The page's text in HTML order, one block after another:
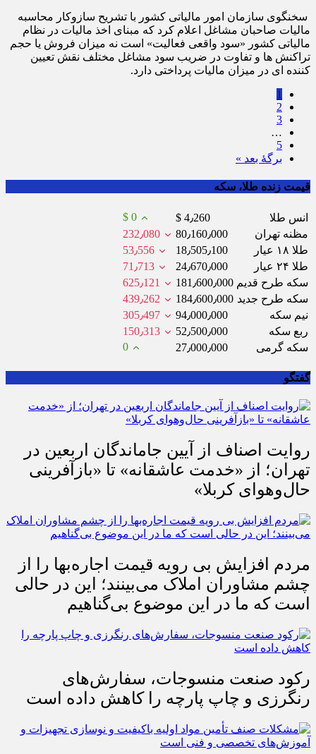
سخنگوی سازمان امور مالیاتی کشور با تشریح سازوکار محاسبه
مالیات صاحبان مشاغل اعلام کرد که مبنای اخذ مالیات در نظام
مالیاتی کشور «سود واقعی فعالیت» است نه میزان فروش یا حجم
تراکنش‌ ها و تفاوت در ضریب سود مشاغل مختلف نقش تعیین‌
کننده ای در میزان مالیات پرداختی دارد.
1
2
3
…
5
برگهٔ بعد »
قیمت زنده طلا، سکه
انس طلا $ 4٫260
$ 0
مظنه تهران
80٫160٫000
232٫080
طلا ۱۸ عیار
18٫505٫100
53٫556
طلا ۲۴ عیار
24٫670٫000
71٫713
سکه طرح قدیم 181٫600٫000
625٫121
سکه طرح جدید 184٫600٫000
439٫262
نیم سکه
94٫000٫000
305٫497
ربع سکه
52٫500٫000
150٫313
سکه گرمی
27٫000٫000 0
گفتگو
روایت اصناف از آیین جاماندگان اربعین در
تهران؛ از «خدمت عاشقانه» تا «بازآفرینی
حال‌وهوای کربلا»
مردم افزایش بی رویه قیمت اجاره‌بها را از
چشم مشاوران املاک می‌بینند؛ این در حالی
است که ما در این موضوع بی‌گناهیم
رکود صنعت منسوجات، سفارش‌های
رنگرزی و چاپ پارچه را کاهش داده است